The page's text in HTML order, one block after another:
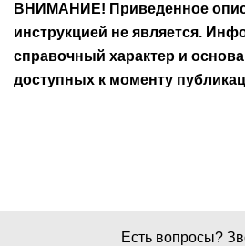
ВНИМАНИЕ! Приведенное
инструкцией не является.
справочный характер и
доступных к моменту
Есть вопросы?